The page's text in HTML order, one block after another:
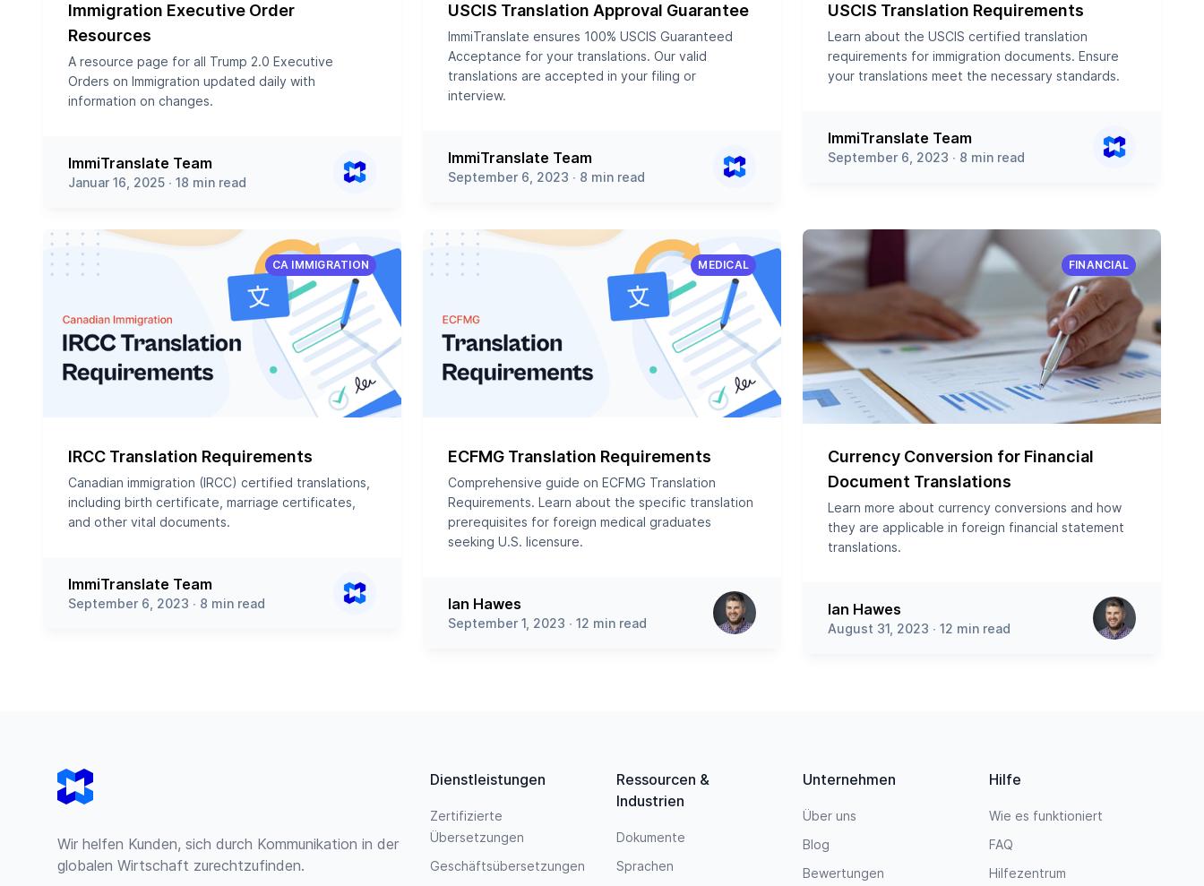
Immigration Executive Order
Resources
A resource page for all Trump 2.0 Executive
Orders on Immigration updated daily with
information on changes.
ImmiTranslate Team
Januar 16, 2025 ∙ 18 min read
USCIS Translation Approval Guarantee
ImmiTranslate ensures 100% USCIS Guaranteed
Acceptance for your translations. Our valid
translations are accepted in your filing or
interview.
ImmiTranslate Team
September 6, 2023 ∙ 8 min read
USCIS Translation Requirements
Learn about the USCIS certified translation
requirements for immigration documents. Ensure
your translations meet the necessary standards.
ImmiTranslate Team
September 6, 2023 ∙ 8 min read
CA IMMIGRATION
IRCC Translation Requirements
Canadian immigration (IRCC) certified translations,
including birth certificate, marriage certificates,
and other vital documents.
ImmiTranslate Team
September 6, 2023 ∙ 8 min read
MEDICAL
ECFMG Translation Requirements
Comprehensive guide on ECFMG Translation
Requirements. Learn about the specific translation
prerequisites for foreign medical graduates
seeking U.S. licensure.
Ian Hawes
September 1, 2023 ∙ 12 min read
FINANCIAL
Currency Conversion for Financial
Document Translations
Learn more about currency conversions and how
they are applicable in foreign financial statement
translations.
Ian Hawes
August 31, 2023 ∙ 12 min read
Wir helfen Kunden, sich durch Kommunikation in der
globalen Wirtschaft zurechtzufinden.
Dienstleistungen
Zertifizierte
Übersetzungen
Geschäftsübersetzungen
Ressourcen &
Industrien
Dokumente
Sprachen
Unternehmen
Über uns
Blog
Bewertungen
Hilfe
Wie es funktioniert
FAQ
Hilfezentrum